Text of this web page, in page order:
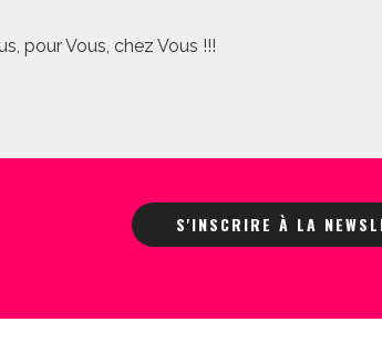
pour Vous, chez Vous !!!
S'INSCRIRE À LA